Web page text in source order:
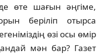
өте шағын әңгiме,
берiлiп отырса
өзi осы өмiр
мән бар? Газет